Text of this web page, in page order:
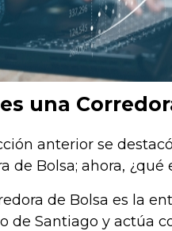
una
anterior se
de Bolsa; ahora, ¿qué
de Bolsa es la
de Santiago y actúa